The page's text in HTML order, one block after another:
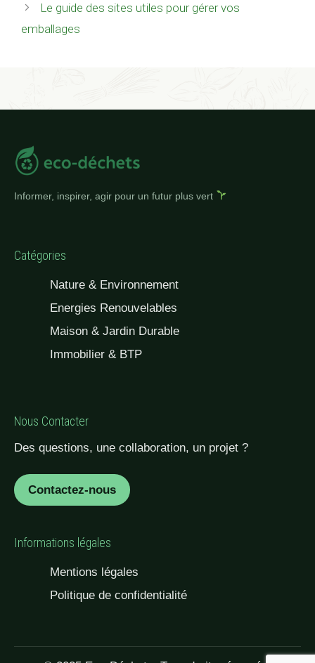
Le guide des sites utiles pour gérer vos
emballages
Informer, inspirer, agir pour un futur plus vert
Catégories
Nature & Environnement
Energies Renouvelables
Maison & Jardin Durable
Immobilier & BTP
Nous Contacter
Des questions, une collaboration, un projet ?
Contactez-nous
Informations légales
Mentions légales
Politique de confidentialité